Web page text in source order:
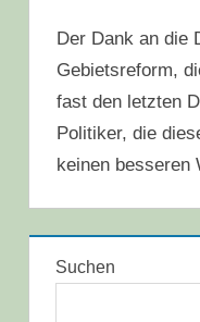
Der Dank an die
Gebietsreform,
fast den letzten
Politiker, die
keinen besseren
Suchen